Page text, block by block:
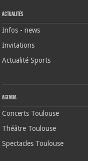
Actualités
Infos - news
Invitations
Actualité Sports
Agenda
Concerts Toulouse
Théâtre Toulouse
Spectacles Toulouse